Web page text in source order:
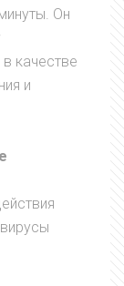
Он
качестве
и